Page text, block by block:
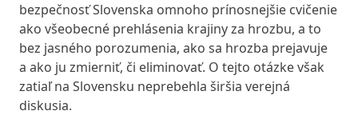
bezpečnosť Slovenska omnoho prínosnejšie cvičenie
ako všeobecné prehlásenia krajiny za hrozbu, a to
bez jasného porozumenia, ako sa hrozba prejavuje
a ako ju zmierniť, či eliminovať. O tejto otázke však
zatiaľ na Slovensku neprebehla širšia verejná
diskusia.